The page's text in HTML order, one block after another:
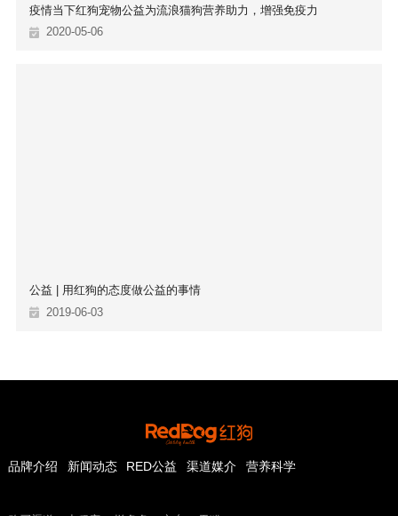
疫情当下红狗宠物公益为流浪猫狗营养助力，增强免疫力
2020-05-06
公益 | 用红狗的态度做公益的事情
2019-06-03
品牌介绍 新闻动态 RED公益 渠道媒介 营养科学